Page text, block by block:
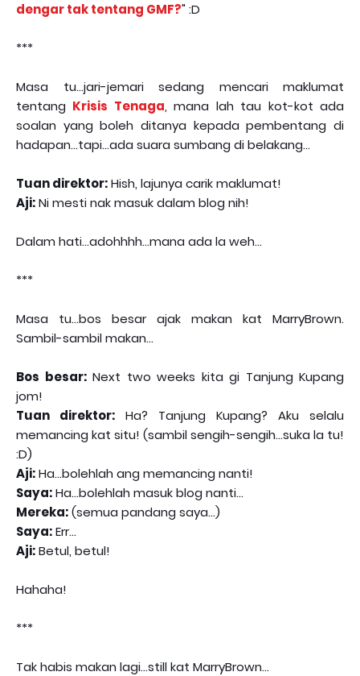
dengar tak tentang GMF?" :D
***
Masa tu...jari-jemari sedang mencari maklumat
tentang Krisis Tenaga, mana lah tau kot-kot ada
soalan yang boleh ditanya kepada pembentang di
hadapan...tapi...ada suara sumbang di belakang...
Tuan direktor:Hish, lajunya carik maklumat!
Aji:Ni mesti nak masuk dalam blog nih!
Dalam hati...adohhhh...mana ada la weh...
***
Masa tu...bos besar ajak makan kat MarryBrown.
Sambil-sambil makan...
Bos besar:Next two weeks kita gi Tanjung Kupang
jom!
Tuan direktor: Ha? Tanjung Kupang? Aku selalu
memancing kat situ! (sambil sengih-sengih...suka la tu!
:D)
Aji:Ha...bolehlah ang memancing nanti!
Saya:Ha...bolehlah masuk blog nanti...
Mereka:(semua pandang saya...)
Saya:Err...
Aji:Betul, betul!
Hahaha!
***
Tak habis makan lagi...still kat MarryBrown...